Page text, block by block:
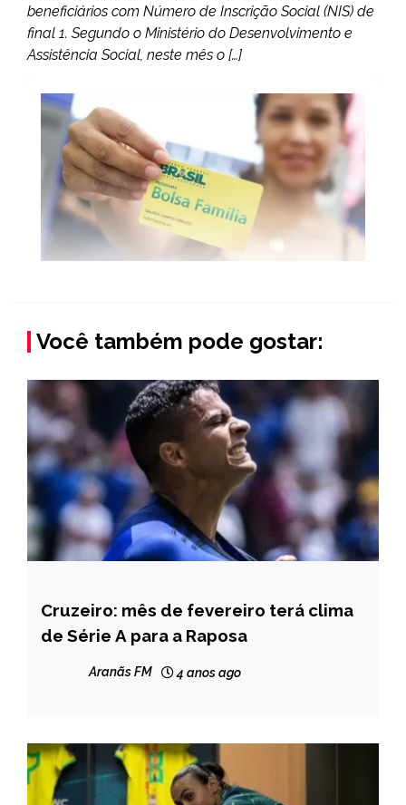
beneficiários com Número de Inscrição Social (NIS) de
final 1. Segundo o Ministério do Desenvolvimento e
Assistência Social, neste mês o […]
Você também pode gostar:
ESPORTES
Cruzeiro: mês de fevereiro terá clima
de Série A para a Raposa
Aranãs FM 4 anos ago